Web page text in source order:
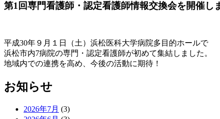
第1回専門看護師・認定看護師情報交換会を開催し
平成30年９月１日（土）浜松医科大学病院多目的ホールで
浜松市内7病院の専門・認定看護師が初めて集結しました。
地域内での連携を高め、今後の活動に期待！
お知らせ
2026年7月 (3)